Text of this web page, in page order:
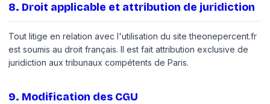
8. Droit applicable et attribution de juridiction
Tout litige en relation avec l'utilisation du site theonepercent.fr
est soumis au droit français. Il est fait attribution exclusive de
juridiction aux tribunaux compétents de Paris.
9. Modification des CGU